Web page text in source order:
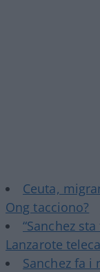
Ceuta,
Ong tacciono?
“Sanchez
Lanzarote
Sanchez fa i